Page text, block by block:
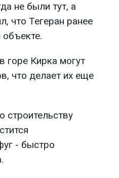
не были тут, а
что Тегеран ранее
горе Кирка могут
что делает их еще
строительству
- быстро